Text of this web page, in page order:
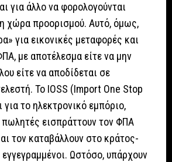
για άλλο να φορολογούνται
χώρα προορισμού. Αυτό, όμως,
για εικονικές μεταφορές και
με αποτέλεσμα είτε να μην
είτε να αποδίδεται σε
Το IOSS (Import One Stop
για το ηλεκτρονικό εμπόριο,
πωλητές εισπράττουν τον ΦΠΑ
τον καταβάλλουν στο κράτος-
εγγεγραμμένοι. Ωστόσο, υπάρχουν